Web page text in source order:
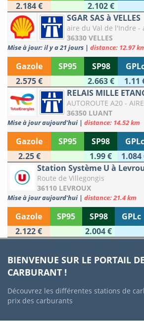
2.184 €
2.102 €
SGAR SAS à VELLES
aire du Val de l'Indre -
36330 VELLES
Mise à jour: il y a 21 jours | distance: 12.97
Gazole SP95 SP98
2.575 €
2.663 € 1.11
RELAIS MILLE
AUTOROUTE A20 -
36350 LUANT
Mise à jour aujourd'hui | distance: 14.52 km
Gazole SP95 SP98 GPLc
2.25 €
1.99 € 1.084
Station Système U à
Route de Villegongis
36110 LEVROUX
Mise à jour aujourd'hui | distance: 21.4 km
Gazole SP95 SP98 GPLc
2.122 €
2.004 €
BIENVENUE SUR LE PORTAIL
CARBURANT !
Découvrez les différentes stations de
prix des carburants